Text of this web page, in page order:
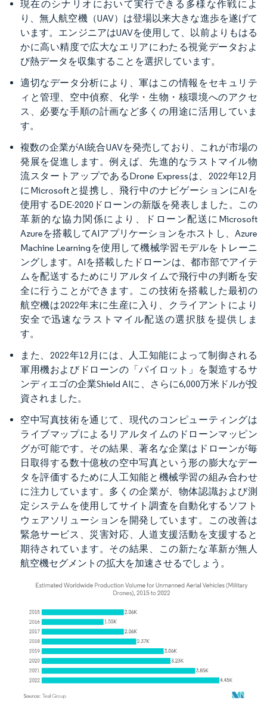
現在のシナリオにおいて実行できる多様な作戦によ
り、無人航空機（UAV）は登場以来大きな進歩を遂げて
います。エンジニアはUAVを使用して、以前よりもはる
かに高い精度で広大なエリアにわたる視覚データおよ
び熱データを収集することを選択しています。
適切なデータ分析により、軍はこの情報をセキュリテ
ィと管理、空中偵察、化学・生物・核環境へのアクセ
ス、必要な手順の計画など多くの用途に活用していま
す。
複数の企業がAI統合UAVを発売しており、これが市場の
発展を促進します。例えば、先進的なラストマイル物
流スタートアップであるDrone Expressは、2022年12月
にMicrosoftと提携し、飛行中のナビゲーションにAIを
使用するDE-2020ドローンの新版を発表しました。この
革新的な協力関係により、ドローン配送にMicrosoft
Azureを搭載してAIアプリケーションをホストし、Azure
Machine Learningを使用して機械学習モデルをトレーニ
ングします。AIを搭載したドローンは、都市部でアイテ
ムを配送するためにリアルタイムで飛行中の判断を安
全に行うことができます。この技術を搭載した最初の
航空機は2022年末に生産に入り、クライアントにより
安全で迅速なラストマイル配送の選択肢を提供しま
す。
また、2022年12月には、人工知能によって制御される
軍用機およびドローンの「パイロット」を製造するサ
ンディエゴの企業Shield AIに、さらに6,000万米ドルが投
資されました。
空中写真技術を通じて、現代のコンピューティングは
ライブマップによるリアルタイムのドローンマッピン
グが可能です。その結果、著名な企業はドローンが毎
日取得する数十億枚の空中写真という形の膨大なデー
タを評価するために人工知能と機械学習の組み合わせ
に注力しています。多くの企業が、物体認識および測
定システムを使用してサイト調査を自動化するソフト
ウェアソリューションを開発しています。この改善は
緊急サービス、災害対応、人道支援活動を支援すると
期待されています。その結果、この新たな革新が無人
航空機セグメントの拡大を加速させるでしょう。